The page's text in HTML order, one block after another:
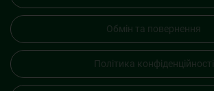
Обмін та повернення
Політика конфіденційності